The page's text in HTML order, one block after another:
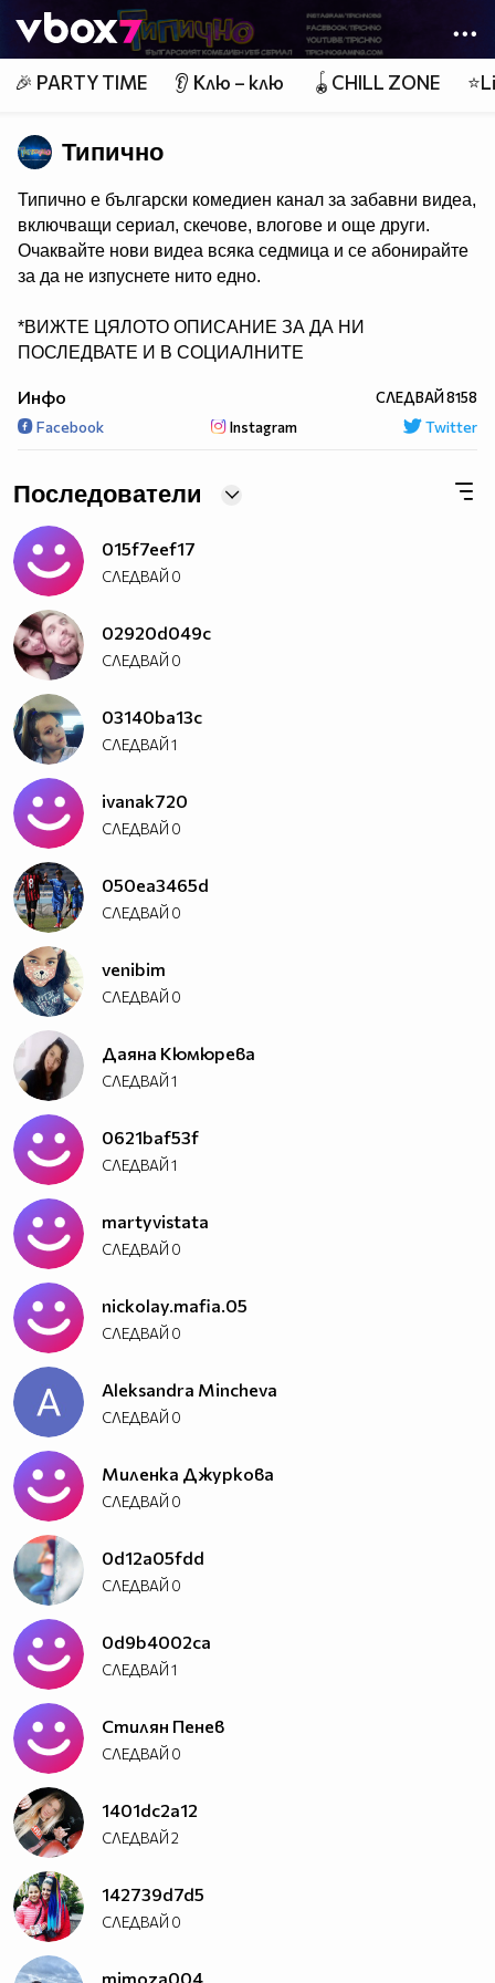
👾
🎉 PARTY TIME 👂 Клю – клю 🪀CHILL ZONE
Типично
Типично е български комедиен канал за забавни видеа,
включващи сериал, скечове, влогове и още други.
Очаквайте нови видеа всяка седмица и се абонирайте
за да не изпуснете нито едно.
*ВИЖТЕ ЦЯЛОТО ОПИСАНИЕ ЗА ДА НИ
ПОСЛЕДВАТЕ И В СОЦИАЛНИТЕ
Инфо СЛЕДВАЙ8158
Facebook Instagram Twitter
Последователи
015f7eef17
СЛЕДВАЙ 0
02920d049c
СЛЕДВАЙ 0
03140ba13c
СЛЕДВАЙ1
ivanak720
СЛЕДВАЙ 0
050ea3465d
СЛЕДВАЙ 0
venibim
СЛЕДВАЙ 0
Даяна Кюмюрева
СЛЕДВАЙ1
0621baf53f
СЛЕДВАЙ1
martyvistata
СЛЕДВАЙ 0
nickolay.mafia.05
СЛЕДВАЙ 0
Aleksandra Mincheva
СЛЕДВАЙ 0
Миленка Джуркова
СЛЕДВАЙ 0
0d12a05fdd
СЛЕДВАЙ 0
0d9b4002ca
СЛЕДВАЙ1
Стилян Пенев
СЛЕДВАЙ 0
1401dc2a12
СЛЕДВАЙ2
142739d7d5
СЛЕДВАЙ 0
mimoza004